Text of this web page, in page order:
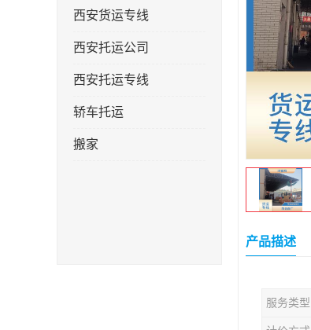
西安货运专线
西安托运公司
西安托运专线
轿车托运
搬家
产品描述
服务类型